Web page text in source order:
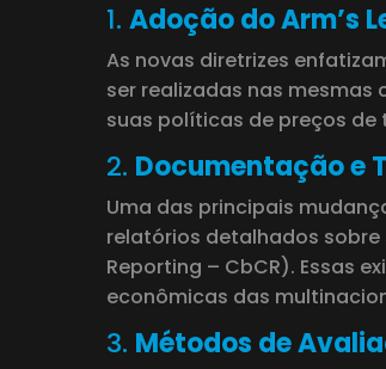
1. Adoção do Arm’s
As novas diretrizes
ser realizadas nas
suas políticas de preços
2. Documentação e
Uma das principais
relatórios detalhados
Reporting – CbCR). Essas
econômicas das
3. Métodos de